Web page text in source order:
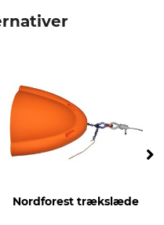
Nordforest trækslæde